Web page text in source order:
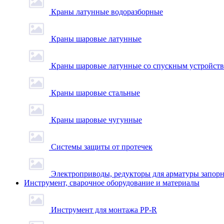
Краны латунные водоразборные
Краны шаровые латунные
Краны шаровые латунные со спускным
Краны шаровые стальные
Краны шаровые чугунные
Системы защиты от протечек
Электроприводы, редукторы для арматуры
Инструмент, сварочное оборудование и материалы
Инструмент для монтажа PP-R